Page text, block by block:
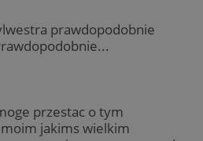
prawdopodobnie
przestac o tym
jakims wielkim